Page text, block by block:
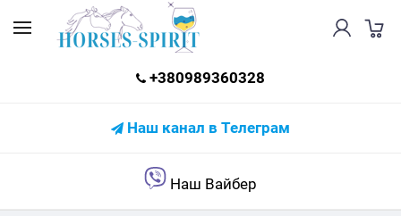
+380989360328
Наш канал в Телеграм
Наш Вайбер